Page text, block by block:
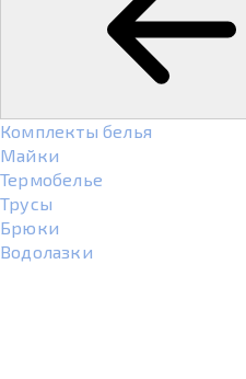
Комплекты белья
Майки
Термобелье
Трусы
Брюки
Водолазки